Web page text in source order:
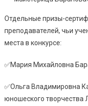
Отдельные призы-
преподавателей, чьи
места в конкурсе:
✅Мария Михайловна
✅Ольга Владимировна
юношеского творчества